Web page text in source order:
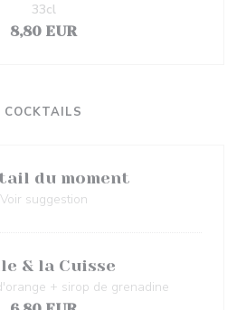
8,80 EUR
33cl
COCKTAILS
du moment
Voir suggestion
& la Cuisse
+ sirop de grenadine